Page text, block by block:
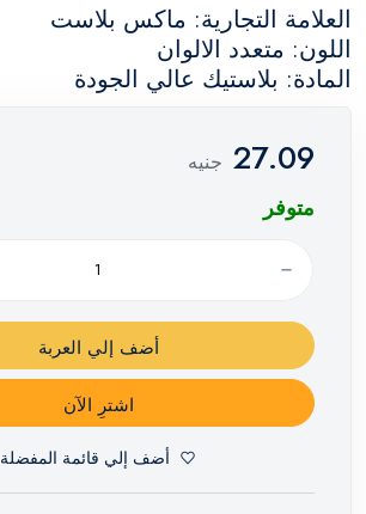
العلامة التجارية: ماكس بلاست
اللون: متعدد الالوان
المادة: بلاستيك عالي الجودة
27.09 جنيه
متوفر
أضف إلي العربة
اشترِ الآن
أضف إلي قائمة المفضلة